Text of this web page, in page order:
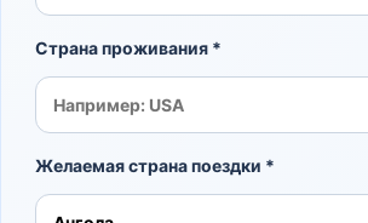
Страна проживания *
Желаемая страна поездки *